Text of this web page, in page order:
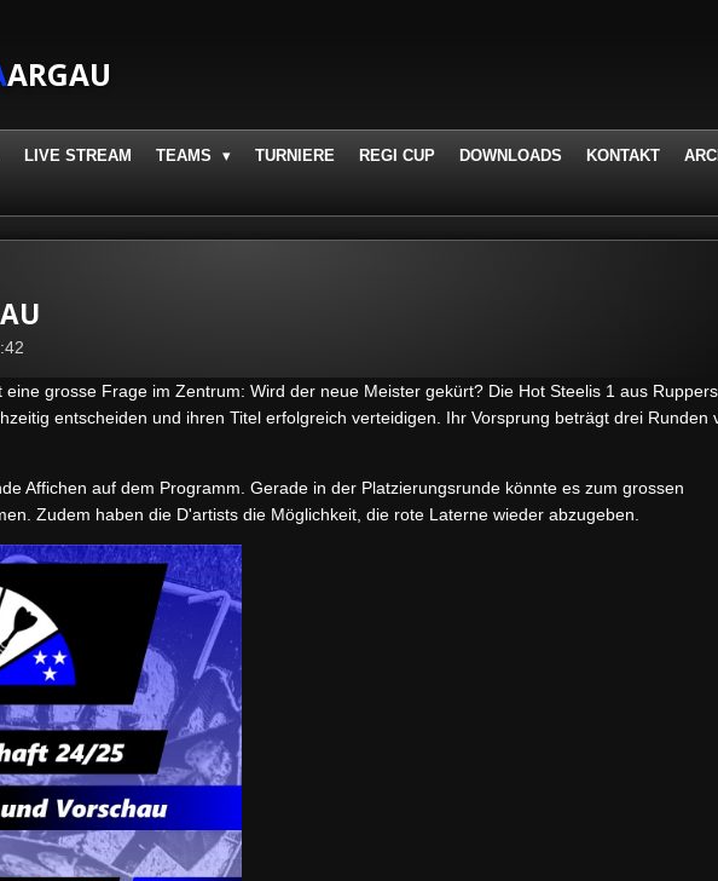
ARGAU
LIVE STREAM TEAMS TURNIERE REGI CUP DOWNLOADS KONTAKT
grosse Frage im Zentrum: Wird der neue Meister gekürt? Die Hot Steelis 1 aus
entscheiden und ihren Titel erfolgreich verteidigen. Ihr Vorsprung beträgt drei Runden
Affichen auf dem Programm. Gerade in der Platzierungsrunde könnte es zum grossen
Zudem haben die D'artists die Möglichkeit, die rote Laterne wieder abzugeben.